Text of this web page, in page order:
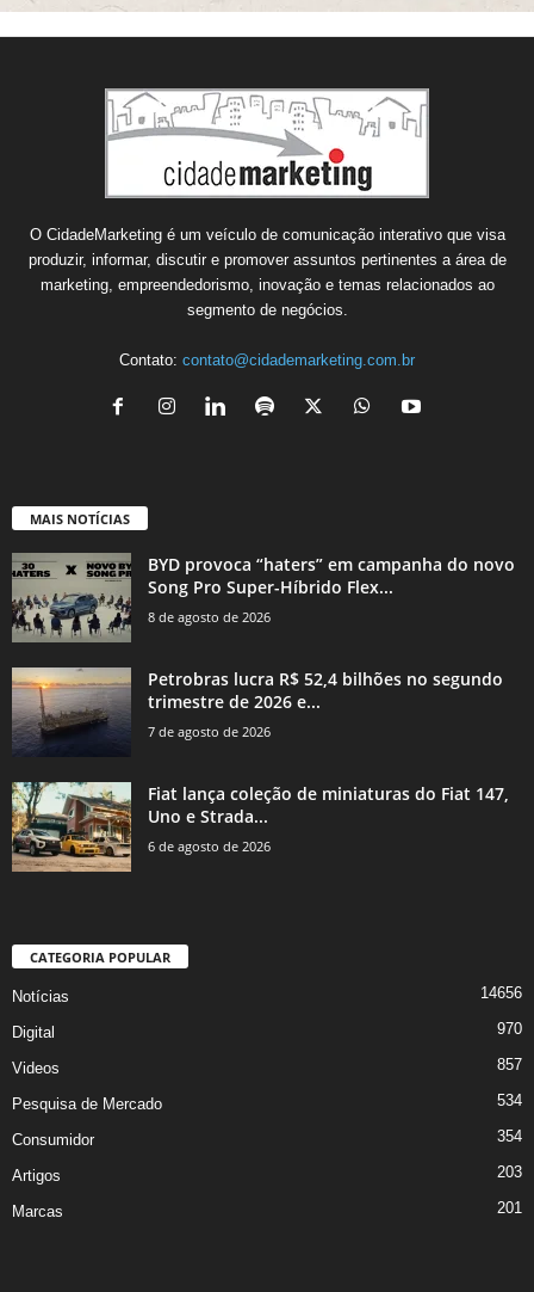
O CidadeMarketing é um veículo de comunicação interativo que visa
produzir, informar, discutir e promover assuntos pertinentes a área de
marketing, empreendedorismo, inovação e temas relacionados ao
segmento de negócios.
Contato: contato@cidademarketing.com.br
MAIS NOTÍCIAS
BYD provoca “haters” em campanha do novo
Song Pro Super-Híbrido Flex...
8 de agosto de 2026
Petrobras lucra R$ 52,4 bilhões no segundo
trimestre de 2026 e...
7 de agosto de 2026
Fiat lança coleção de miniaturas do Fiat 147,
Uno e Strada...
6 de agosto de 2026
CATEGORIA POPULAR
Notícias 14656
Digital 970
Videos 857
Pesquisa de Mercado 534
Consumidor 354
Artigos 203
Marcas 201